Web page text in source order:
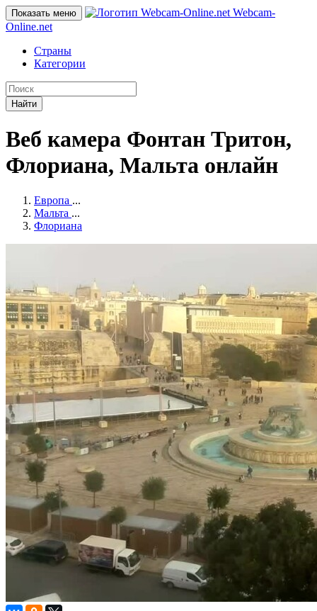
Показать меню
Webcam-
Online.net
Страны
Категории
Найти
Веб камера Фонтан Тритон,
Флориана, Мальта онлайн
Европа ...
Мальта ...
Флориана